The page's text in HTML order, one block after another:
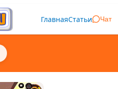
ГлавнаяСтатьи Чат